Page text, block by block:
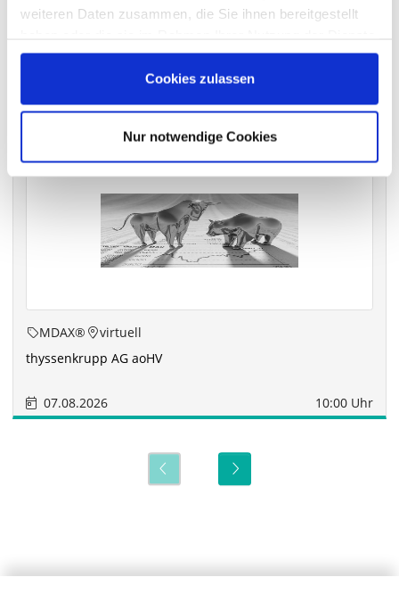
weiteren Daten zusammen, die Sie ihnen bereitgestellt
gesammelt haben.
Cookies zulassen
Nur notwendige Cookies
archiv.hauptversammlung.de
Die nächsten Termine
MDAX®
virtuell
thyssenkrupp AG aoHV
07.08.2026 10:00 Uhr